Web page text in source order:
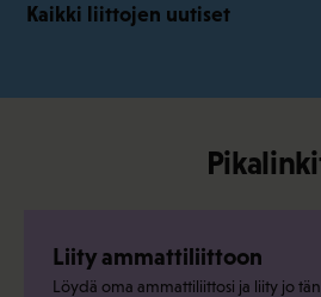
Kaikki liittojen uutiset
Liity ammattiliittoon
Löydä oma ammattiliittosi ja liity jo